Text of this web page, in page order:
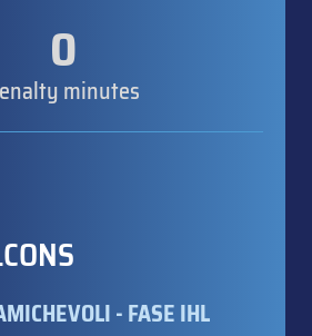
0
minutes
- FASE IHL